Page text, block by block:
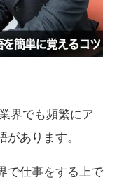
界でも頻繁にア
あります。
で仕事をする上で